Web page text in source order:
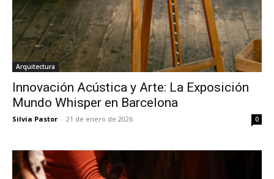
Arquitectura
Innovación Acústica y Arte: La Exposición
Mundo Whisper en Barcelona
Silvia Pastor - 21 de enero de 2026 0